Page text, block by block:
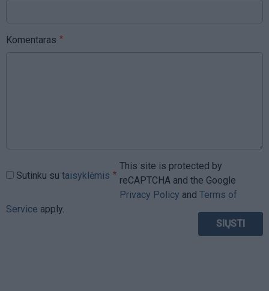
Komentaras
Sutinku su taisyklėmis
This site is protected by
reCAPTCHA and the Google
Privacy Policy and Terms of
Service apply.